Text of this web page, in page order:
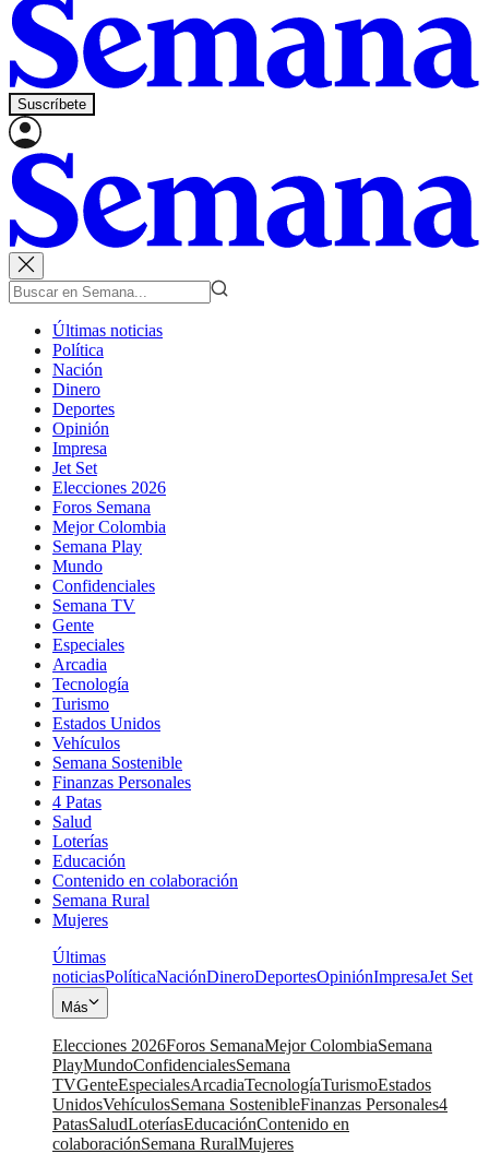
Suscríbete
Últimas noticias
Política
Nación
Dinero
Deportes
Opinión
Impresa
Jet Set
Elecciones 2026
Foros Semana
Mejor Colombia
Semana Play
Mundo
Confidenciales
Semana TV
Gente
Especiales
Arcadia
Tecnología
Turismo
Estados Unidos
Vehículos
Semana Sostenible
Finanzas Personales
4 Patas
Salud
Loterías
Educación
Contenido en colaboración
Semana Rural
Mujeres
Últimas
noticiasPolíticaNaciónDineroDeportesOpiniónImpresaJet Set
Más
Elecciones 2026Foros SemanaMejor ColombiaSemana
PlayMundoConfidencialesSemana
TVGenteEspecialesArcadiaTecnologíaTurismoEstados
UnidosVehículosSemana SostenibleFinanzas Personales4
PatasSaludLoteríasEducaciónContenido en
colaboraciónSemana RuralMujeres